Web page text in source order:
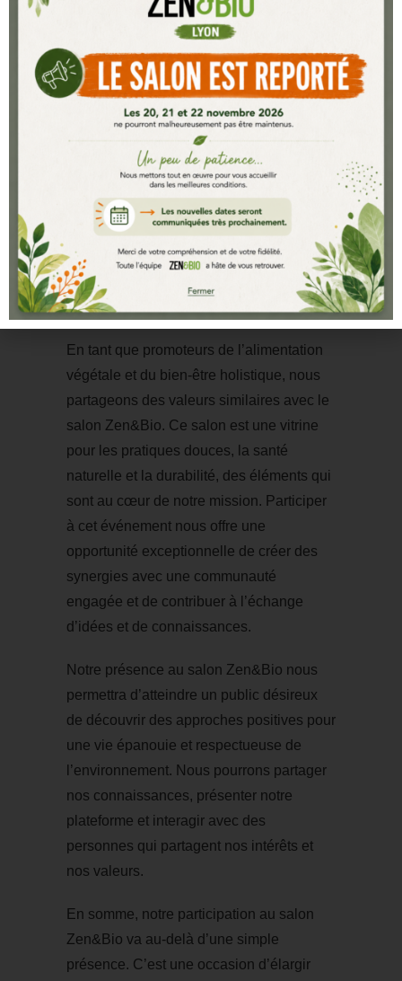
Parlez-nous de votre
relation avec le salon
Notre décision de participer au salon
Zen&Bio découle d’une parfaite harmonie
entre notre vision et les valeurs de cet
événement emblématique. Le salon
Zen&Bio est reconnu pour être un lieu de
rencontre incontournable pour les
personnes en quête de bien-être, de
développement personnel et d’un mode
de vie conscient.
En tant que promoteurs de l’alimentation
végétale et du bien-être holistique, nous
partageons des valeurs similaires avec le
salon Zen&Bio. Ce salon est une vitrine
pour les pratiques douces, la santé
naturelle et la durabilité, des éléments qui
sont au cœur de notre mission. Participer
à cet événement nous offre une
opportunité exceptionnelle de créer des
synergies avec une communauté
engagée et de contribuer à l’échange
d’idées et de connaissances.
Notre présence au salon Zen&Bio nous
permettra d’atteindre un public désireux
de découvrir des approches positives pour
une vie épanouie et respectueuse de
l’environnement. Nous pourrons partager
nos connaissances, présenter notre
plateforme et interagir avec des
personnes qui partagent nos intérêts et
nos valeurs.
En somme, notre participation au salon
Zen&Bio va au-delà d’une simple
présence. C’est une occasion d’élargir